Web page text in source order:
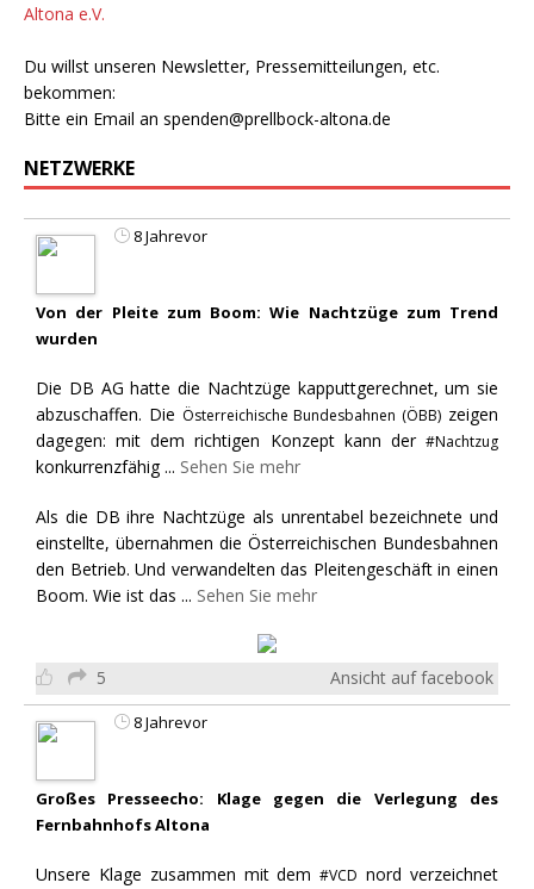
Altona e.V.
Du willst unseren Newsletter, Pressemitteilungen, etc.
bekommen:
Bitte ein Email an spenden@prellbock-altona.de
NETZWERKE
8 Jahrevor
Von der Pleite zum Boom: Wie Nachtzüge zum Trend
wurden
Die DB AG hatte die Nachtzüge kapputtgerechnet, um sie
abzuschaffen. Die Österreichische Bundesbahnen (ÖBB) zeigen
dagegen: mit dem richtigen Konzept kann der #Nachtzug
konkurrenzfähig ... Sehen Sie mehr
Als die DB ihre Nachtzüge als unrentabel bezeichnete und
einstellte, übernahmen die Österreichischen Bundesbahnen
den Betrieb. Und verwandelten das Pleitengeschäft in einen
Boom. Wie ist das ... Sehen Sie mehr
5 Ansicht auf facebook
8 Jahrevor
Großes Presseecho: Klage gegen die Verlegung des
Fernbahnhofs Altona
Unsere Klage zusammen mit dem#VCD nord verzeichnet